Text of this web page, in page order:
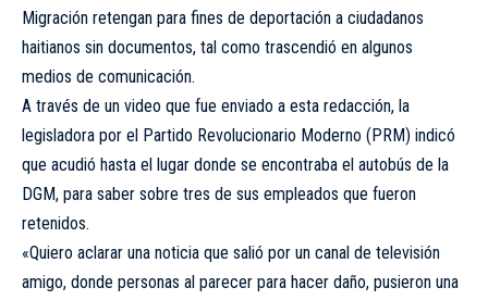
Migración retengan para fines de deportación a ciudadanos
haitianos sin documentos, tal como trascendió en algunos
medios de comunicación.
A través de un video que fue enviado a esta redacción, la
legisladora por el Partido Revolucionario Moderno (PRM) indicó
que acudió hasta el lugar donde se encontraba el autobús de la
DGM, para saber sobre tres de sus empleados que fueron
retenidos.
«Quiero aclarar una noticia que salió por un canal de televisión
amigo, donde personas al parecer para hacer daño, pusieron una